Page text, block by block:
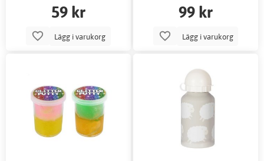
59 kr
Lägg i varukorg
99 kr
Lägg i varukorg